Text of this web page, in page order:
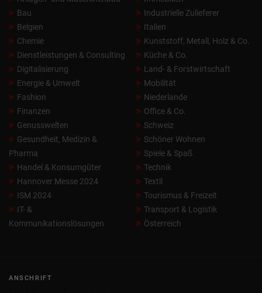
Bau
Belgien
Chemie
Dienstleistungen & Consulting
Digitalisierung
Energie & Umwelt
Fashion
Finanzen
Genusswelten
Gesundheit, Medizin &
Pharma
Handel & Konsumgüter
Hannover Messe 2024
ISM 2024
IT- &
Kommunikationslösungen
Industrielle Zulieferer
Italien
Kunststoff, Metall, Holz & Co.
Küche & Co.
Land- & Forstwirtschaft
Mobilität
Niederlande
Office & Co.
Schweiz
Schöner Wohnen
Spiele & Spaß
Technik
Textil
Tourismus & Freizeit
Transport & Logistik
Österreich
ANSCHRIFT